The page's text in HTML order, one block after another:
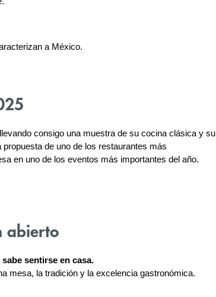
a México.
consigo una muestra de su cocina clásica y su
de uno de los restaurantes más
en uno de los eventos más importantes del año.
abierto
sentirse en casa.
mesa, la tradición y la excelencia gastronómica.